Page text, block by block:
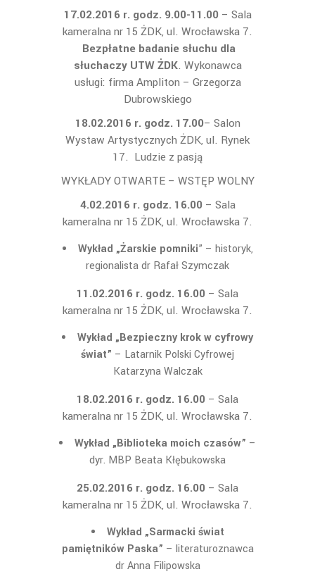
17.02.2016 r. godz. 9.00-11.00– Sala
kameralna nr 15 ŻDK, ul. Wrocławska 7.
Bezpłatne badanie słuchu dla
słuchaczy UTW ŻDK. Wykonawca
usługi: firma Ampliton – Grzegorza
Dubrowskiego
18.02.2016 r. godz. 17.00– Salon
Wystaw Artystycznych ŻDK, ul. Rynek
17. Ludzie z pasją
WYKŁADY OTWARTE – WSTĘP WOLNY
4.02.2016 r. godz. 16.00– Sala
kameralna nr 15 ŻDK, ul. Wrocławska 7.
Wykład „Żarskie pomniki” – historyk,
regionalista dr Rafał Szymczak
11.02.2016 r. godz. 16.00 – Sala
kameralna nr 15 ŻDK, ul. Wrocławska 7.
Wykład „Bezpieczny krok w cyfrowy
świat” – Latarnik Polski Cyfrowej
Katarzyna Walczak
18.02.2016 r. godz. 16.00 – Sala
kameralna nr 15 ŻDK, ul. Wrocławska 7.
Wykład „Biblioteka moich czasów” –
dyr. MBP Beata Kłębukowska
25.02.2016 r. godz. 16.00 – Sala
kameralna nr 15 ŻDK, ul. Wrocławska 7.
Wykład „Sarmacki świat
pamiętników Paska” – literaturoznawca
dr Anna Filipowska